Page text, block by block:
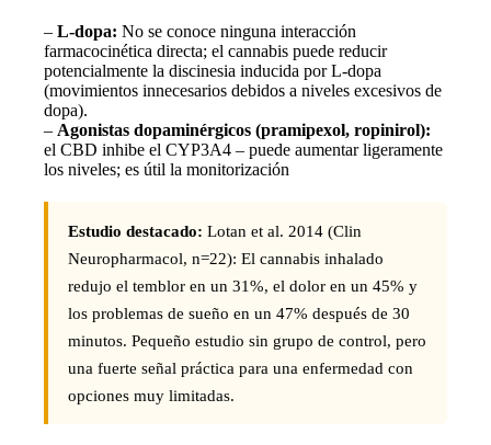
–L-dopa: No se conoce ninguna interacción
farmacocinética directa; el cannabis puede reducir
potencialmente la discinesia inducida por L-dopa
(movimientos innecesarios debidos a niveles excesivos de
dopa).
– Agonistas dopaminérgicos (pramipexol, ropinirol):
el CBD inhibe el CYP3A4 – puede aumentar ligeramente
los niveles; es útil la monitorización
Estudio destacado: Lotan et al. 2014 (Clin
Neuropharmacol, n=22): El cannabis inhalado
redujo el temblor en un 31%, el dolor en un 45% y
los problemas de sueño en un 47% después de 30
minutos. Pequeño estudio sin grupo de control, pero
una fuerte señal práctica para una enfermedad con
opciones muy limitadas.